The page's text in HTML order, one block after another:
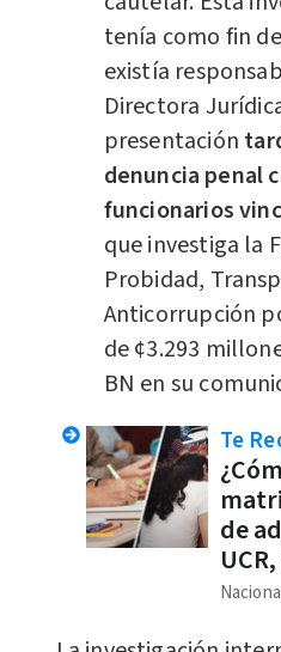
tenía como fin
existía
Directora
presentación
denuncia penal
funcionarios
que investiga la
Probidad,
Anticorrupción
de ¢3.293
BN en su
Te
de